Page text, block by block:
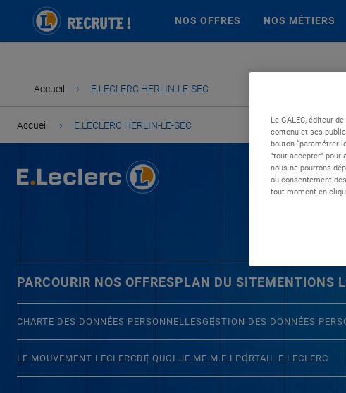
NOS OFFRES NOS MÉTIERS
Accueil › E.LECLERC HERLIN-LE-SEC
Accueil › E.LECLERC HERLIN-LE-SEC
PARCOURIR NOS OFFRESPLAN DU SITEMENTIONS
CHARTE DES DONNÉES PERSONNELLESGESTION DES DONNÉES
LE MOUVEMENT LECLERCDE QUOI JE ME M.E.LPORTAIL E.LECLERC
Le GALEC, éditeur
contenu et ses
bouton “paramétrer
"tout accepter" pour
nous ne pourrons
ou consentement
tout moment en